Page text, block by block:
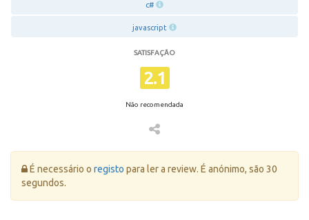
c#
javascript
SATISFAÇÃO
2.1
Não recomendada
Erro:
É necessário o registo para ler a review. É anónimo, são 30
segundos.